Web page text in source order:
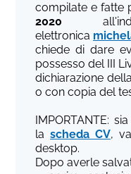
compilate e fatte
2020
elettronica
chiede di dare
possesso del III
dichiarazione
o con copia del
IMPORTANTE:
la scheda CV,
desktop.
Dopo averle